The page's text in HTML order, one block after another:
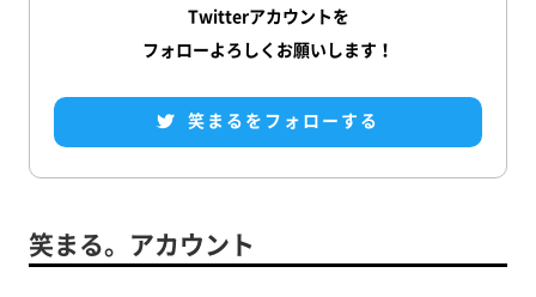
Twitterアカウントを
フォローよろしくお願いします！
笑まるをフォローする
笑まる。アカウント